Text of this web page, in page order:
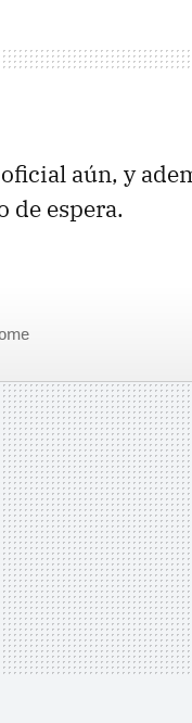
aún, y
de espera.